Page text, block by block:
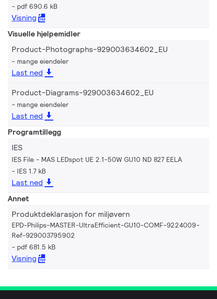
pdf 690.6 kB
Visning
Visuelle hjelpemidler
Product-Photographs-929003634602_EU
mange eiendeler
Last ned
Product-Diagrams-929003634602_EU
mange eiendeler
Last ned
Programtillegg
IES
IES File - MAS LEDspot UE 2.1-50W GU10 ND 827 EELA
IES 1.7 kB
Last ned
Annet
Produktdeklarasjon for miljøvern
EPD-Philips-MASTER-UltraEfficient-GU10-COMF-9224009-
Ref-929003795902
pdf 681.5 kB
Visning